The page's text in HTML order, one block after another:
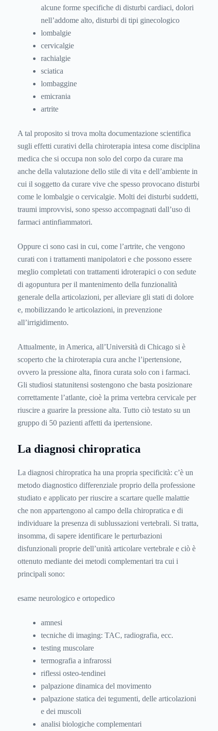
alcune forme specifiche di disturbi cardiaci, dolori
nell’addome alto, disturbi di tipi ginecologico
lombalgie
cervicalgie
rachialgie
sciatica
lombaggine
emicrania
artrite
A tal proposito si trova molta documentazione scientifica
sugli effetti curativi della chiroterapia intesa come disciplina
medica che si occupa non solo del corpo da curare ma
anche della valutazione dello stile di vita e dell’ambiente in
cui il soggetto da curare vive che spesso provocano disturbi
come le lombalgie o cervicalgie. Molti dei disturbi suddetti,
traumi improvvisi, sono spesso accompagnati dall’uso di
farmaci antinfiammatori.
Oppure ci sono casi in cui, come l’artrite, che vengono
curati con i trattamenti manipolatori e che possono essere
meglio completati con trattamenti idroterapici o con sedute
di agopuntura per il mantenimento della funzionalità
generale della articolazioni, per alleviare gli stati di dolore
e, mobilizzando le articolazioni, in prevenzione
all’irrigidimento.
Attualmente, in America, all’Università di Chicago si è
scoperto che la chiroterapia cura anche l’ipertensione,
ovvero la pressione alta, finora curata solo con i farmaci.
Gli studiosi statunitensi sostengono che basta posizionare
correttamente l’atlante, cioè la prima vertebra cervicale per
riuscire a guarire la pressione alta. Tutto ciò testato su un
gruppo di 50 pazienti affetti da ipertensione.
La diagnosi chiropratica
La diagnosi chiropratica ha una propria specificità: c’è un
metodo diagnostico differenziale proprio della professione
studiato e applicato per riuscire a scartare quelle malattie
che non appartengono al campo della chiropratica e di
individuare la presenza di sublussazioni vertebrali. Si tratta,
insomma, di sapere identificare le perturbazioni
disfunzionali proprie dell’unità articolare vertebrale e ciò è
ottenuto mediante dei metodi complementari tra cui i
principali sono:
esame neurologico e ortopedico
amnesi
tecniche di imaging: TAC, radiografia, ecc.
testing muscolare
termografia a infrarossi
riflessi osteo-tendinei
palpazione dinamica del movimento
palpazione statica dei tegumenti, delle articolazioni
e dei muscoli
analisi biologiche complementari